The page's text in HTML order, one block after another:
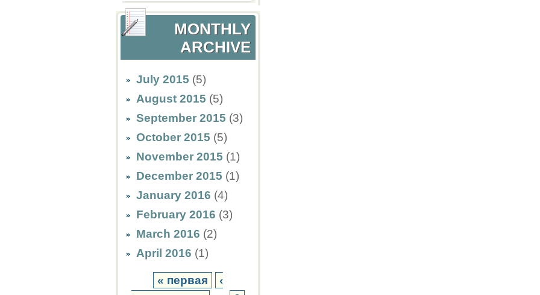
MONTHLY
ARCHIVE
July 2015 (5)
August 2015 (5)
September 2015 (3)
October 2015 (5)
November 2015 (1)
December 2015 (1)
January 2016 (4)
February 2016 (3)
March 2016 (2)
April 2016 (1)
« первая
‹